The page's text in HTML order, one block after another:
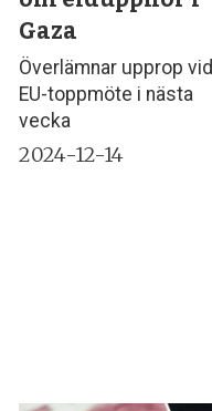
Gaza
Överlämnar upprop vid
EU-toppmöte i nästa
vecka
2024-12-14